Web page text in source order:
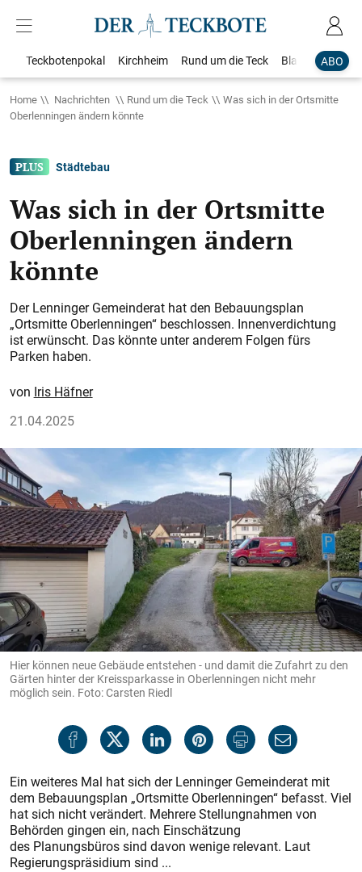
ABO
Teckbotenpokal Kirchheim Rund um die Teck Blaulicht
Home Nachrichten Rund um die Teck
Was sich in der Ortsmitte
Oberlenningen ändern könnte
Städtebau
Was sich in der Ortsmitte
Oberlenningen ändern
könnte
Der Lenninger Gemeinderat hat den Bebauungsplan
„Ortsmitte Oberlenningen“ beschlossen. Innenverdichtung
ist erwünscht. Das könnte unter anderem Folgen fürs
Parken haben.
Iris Häfner
21.04.2025
Hier können neue Gebäude entstehen - und damit die Zufahrt zu den
Gärten hinter der Kreissparkasse in Oberlenningen nicht mehr
möglich sein. Foto: Carsten Riedl
Ein weiteres Mal hat sich der Lenninger Gemeinderat mit
dem Bebauungsplan „Ortsmitte Oberlenningen“ befasst. Viel
hat sich nicht verändert. Mehrere Stellungnahmen von
Behörden gingen ein, nach Einschätzung
des Planungsbüros sind davon wenige relevant. Laut
Regierungspräsidium sind ...